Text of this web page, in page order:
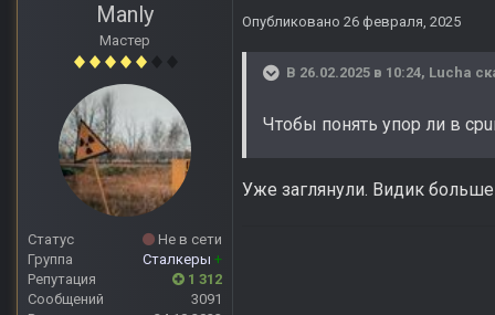
Manly
Мастер
Статус
Не в сети
Группа
Сталкеры +
Репутация
1 312
Сообщений
3091
Опубликовано 26 февраля, 2025
В 26.02.2025 в 10:24, Lucha
Чтобы понять упор ли в
Уже заглянули. Видик